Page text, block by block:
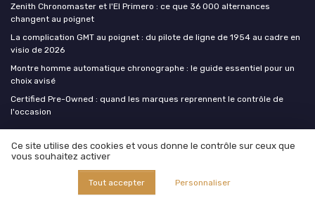
Zenith Chronomaster et l'El Primero : ce que 36 000 alternances
changent au poignet
La complication GMT au poignet : du pilote de ligne de 1954 au cadre en
visio de 2026
Montre homme automatique chronographe : le guide essentiel pour un
choix avisé
Certified Pre-Owned : quand les marques reprennent le contrôle de
l'occasion
Montre homme luxe
Ce site utilise des cookies et vous donne le contrôle sur ceux que
vous souhaitez activer
Tout accepter Personnaliser